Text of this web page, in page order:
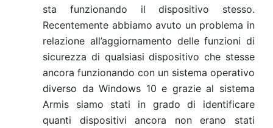
sta funzionando il dispositivo stesso.
Recentemente abbiamo avuto un problema in
relazione all’aggiornamento delle funzioni di
sicurezza di qualsiasi dispositivo che stesse
ancora funzionando con un sistema operativo
diverso da Windows 10 e grazie al sistema
Armis siamo stati in grado di identificare
quanti dispositivi ancora non erano stati